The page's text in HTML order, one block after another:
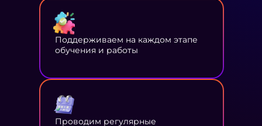
Поддерживаем на каждом этапе
обучения и работы
Проводим регулярные